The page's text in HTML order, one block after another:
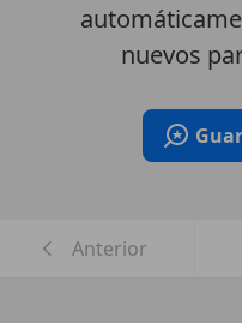
nuevos
Anterior